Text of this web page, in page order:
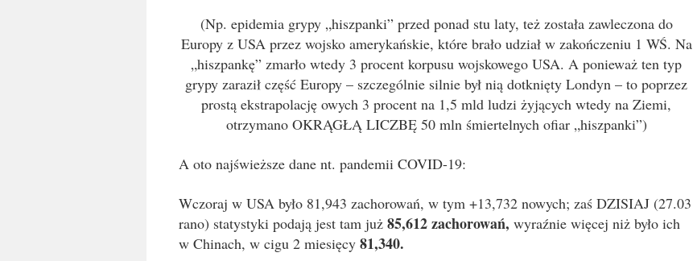
(Np. epidemia grypy „hiszpanki” przed ponad stu laty, też została zawleczona do
Europy z USA przez wojsko amerykańskie, które brało udział w zakończeniu 1 WŚ. Na
„hiszpankę” zmarło wtedy 3 procent korpusu wojskowego USA. A ponieważ ten typ
grypy zaraził część Europy – szczególnie silnie był nią dotknięty Londyn – to poprzez
prostą ekstrapolację owych 3 procent na 1,5 mld ludzi żyjących wtedy na Ziemi,
otrzymano OKRĄGŁĄ LICZBĘ 50 mln śmiertelnych ofiar „hiszpanki”)
A oto najświeższe dane nt. pandemii COVID-19:
Wczoraj w USA było 81,943 zachorowań, w tym +13,732 nowych; zaś DZISIAJ (27.03
rano) statystyki podają jest tam już 85,612 zachorowań, wyraźnie więcej niż było ich
w Chinach, w cigu 2 miesięcy 81,340.